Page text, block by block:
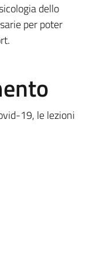
dello
per poter
19, le lezioni